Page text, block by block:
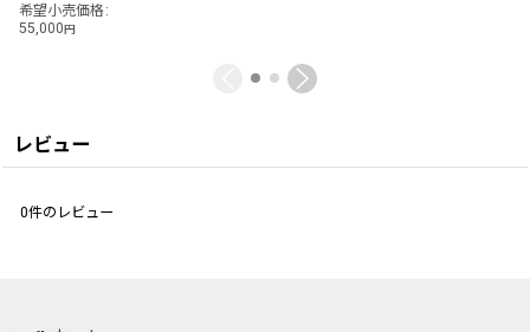
希望小売価格 :
55,000円
レビュー
0件のレビュー